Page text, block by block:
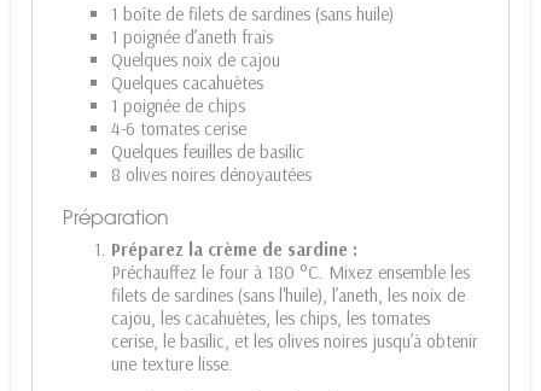
1 boîte de filets de sardines (sans huile)
1 poignée d’aneth frais
Quelques noix de cajou
Quelques cacahuètes
1 poignée de chips
4-6 tomates cerise
Quelques feuilles de basilic
8 olives noires dénoyautées
Préparation
Préparez la crème de sardine :
Préchauffez le four à 180 °C. Mixez ensemble les
filets de sardines (sans l'huile), l’aneth, les noix de
cajou, les cacahuètes, les chips, les tomates
cerise, le basilic, et les olives noires jusqu’à obtenir
une texture lisse.